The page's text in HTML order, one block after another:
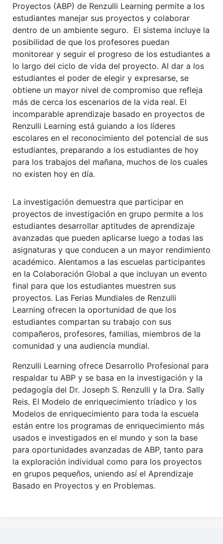
Proyectos (ABP) de Renzulli Learning permite a los
estudiantes manejar sus proyectos y colaborar
dentro de un ambiente seguro. El sistema incluye la
posibilidad de que los profesores puedan
monitorear y seguir el progreso de los estudiantes a
lo largo del ciclo de vida del proyecto. Al dar a los
estudiantes el poder de elegir y expresarse, se
obtiene un mayor nivel de compromiso que refleja
más de cerca los escenarios de la vida real. El
incomparable aprendizaje basado en proyectos de
Renzulli Learning está guiando a los líderes
escolares en el reconocimiento del potencial de sus
estudiantes, preparando a los estudiantes de hoy
para los trabajos del mañana, muchos de los cuales
no existen hoy en día.
La investigación demuestra que participar en
proyectos de investigación en grupo permite a los
estudiantes desarrollar aptitudes de aprendizaje
avanzadas que pueden aplicarse luego a todas las
asignaturas y que conducen a un mayor rendimiento
académico. Alentamos a las escuelas participantes
en la Colaboración Global a que incluyan un evento
final para que los estudiantes muestren sus
proyectos. Las Ferias Mundiales de Renzulli
Learning ofrecen la oportunidad de que los
estudiantes compartan su trabajo con sus
compañeros, profesores, familias, miembros de la
comunidad y una audiencia mundial.
Renzulli Learning ofrece Desarrollo Profesional para
respaldar tu ABP y se basa en la investigación y la
pedagogía del Dr. Joseph S. Renzulli y la Dra. Sally
Reis. El Modelo de enriquecimiento tríadico y los
Modelos de enriquecimiento para toda la escuela
están entre los programas de enriquecimiento más
usados e investigados en el mundo y son la base
para oportunidades avanzadas de ABP, tanto para
la exploración individual como para los proyectos
en grupos pequeños, uniendo así el Aprendizaje
Basado en Proyectos y en Problemas.